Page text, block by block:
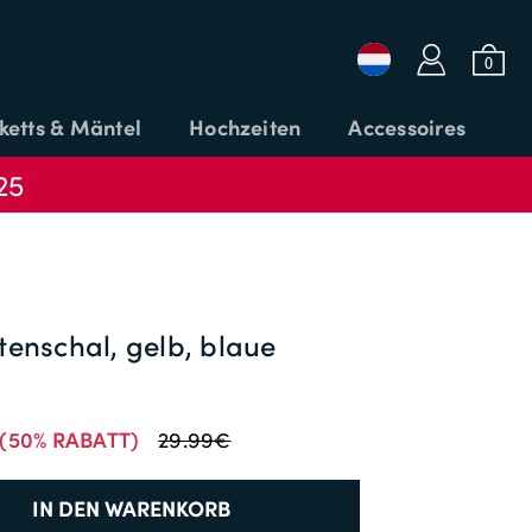
a b
0
& Mäntel Hochzeiten Accessoires
(50% RABATT) 29.99€
IN DEN WARENKORB
gelb, blaue